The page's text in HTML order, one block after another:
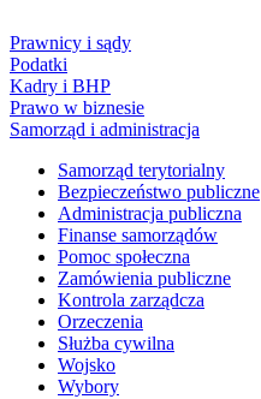
Prawnicy i sądy
Podatki
Kadry i BHP
Prawo w biznesie
Samorząd i administracja
Samorząd terytorialny
Bezpieczeństwo publiczne
Administracja publiczna
Finanse samorządów
Pomoc społeczna
Zamówienia publiczne
Kontrola zarządcza
Orzeczenia
Służba cywilna
Wojsko
Wybory